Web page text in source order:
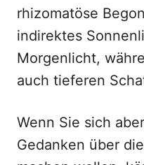
rhizomatöse
indirektes
Morgenlicht,
auch tieferen
Wenn Sie sich
Gedanken über